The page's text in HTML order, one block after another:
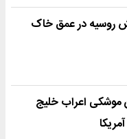
روسیه در عمق خاک
موشکی اعراب خلیج